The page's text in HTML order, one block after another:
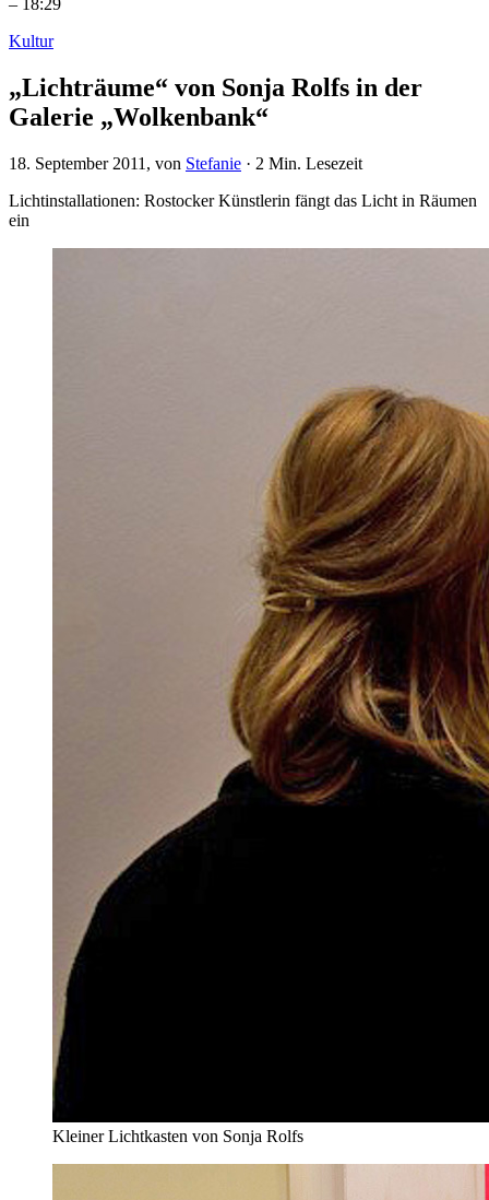
– 18:29
Kultur
„Lichträume“ von Sonja Rolfs in der
Galerie „Wolkenbank“
18. September 2011 , von Stefanie · 2 Min. Lesezeit
Lichtinstallationen: Rostocker Künstlerin fängt das Licht in Räumen
ein
Kleiner Lichtkasten von Sonja Rolfs